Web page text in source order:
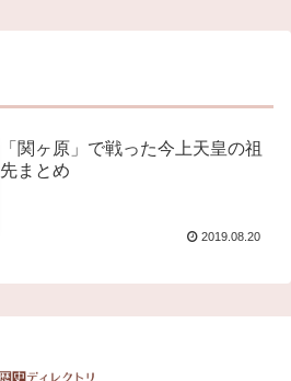
「関ヶ原」で戦った今上天皇の祖
先まとめ
2019.08.20